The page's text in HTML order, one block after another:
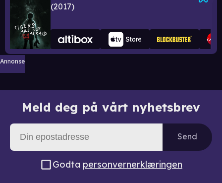
2017
Annonse
Meld deg på vårt nyhetsbrev
Send
Godta personvernerklæringen